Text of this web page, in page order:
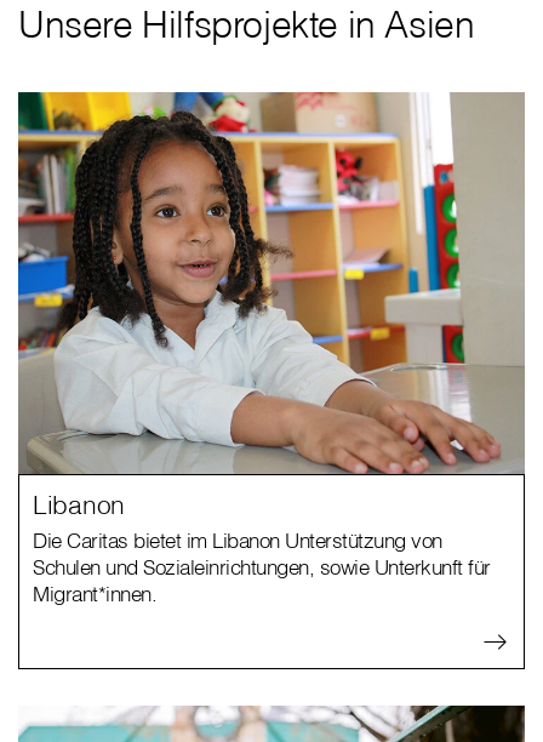
Unsere Hilfsprojekte in Asien
Libanon
Die Caritas bietet im Libanon Unterstützung von
Schulen und Sozialeinrichtungen, sowie Unterkunft für
Migrant*innen.